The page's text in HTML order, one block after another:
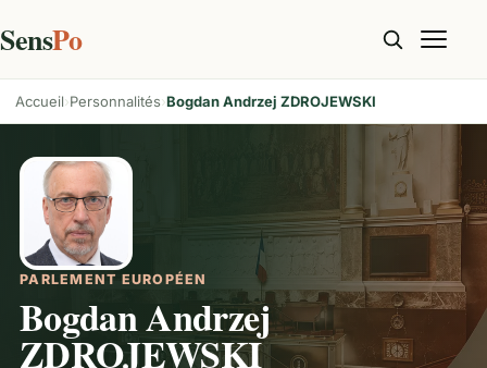
SensPo
Accueil Personnalités Bogdan Andrzej ZDROJEWSKI
PARLEMENT EUROPÉEN
Bogdan Andrzej
ZDROJEWSKI